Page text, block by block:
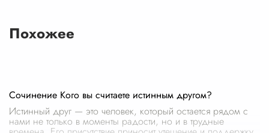
Похожее
Сочинение Кого вы считаете истинным другом?
Истинный друг — это человек, который остается рядом с
нами не только в моменты радости, но и в трудные